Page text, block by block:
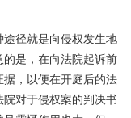
径就是向侵权发生地
是，在向法院起诉前
，以便在开庭后的法
对于侵权案的判决书